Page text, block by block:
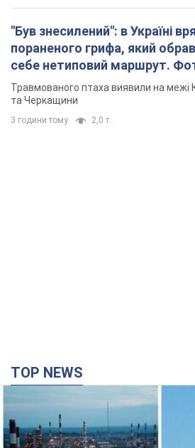
Башкортостані: Зеленський
У промисловій зоні зафіксовано
2 години тому 31,0 т.